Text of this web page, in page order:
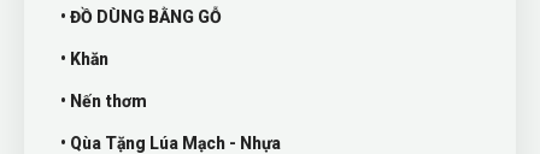
• ĐỒ DÙNG BẰNG GỖ
• Khăn
• Nến thơm
• Qùa Tặng Lúa Mạch - Nhựa